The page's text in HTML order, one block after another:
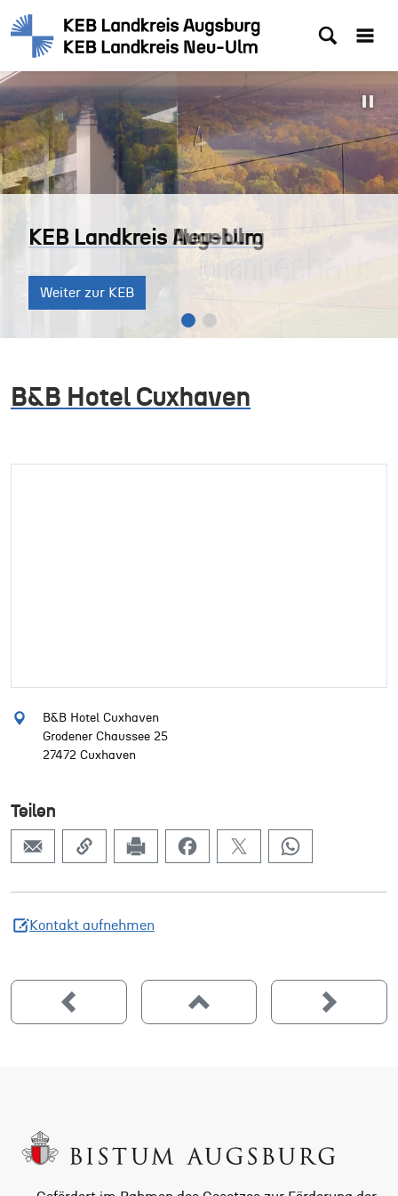
KEB Landkreis Augsburg
Weiter zur KEB
KEB Landkreis Neu-Ulm
Weiter zur KEB
KEB Landkreis Augsburg
Weiter zur KEB
B&B Hotel Cuxhaven
B&B Hotel Cuxhaven
Grodener Chaussee 25
27472 Cuxhaven
Teilen
Kontakt aufnehmen